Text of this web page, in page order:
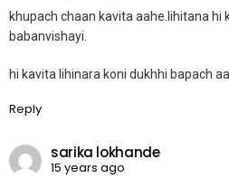
khupach chaan kavita aahe.lihitana hi
babanvishayi.
hi kavita lihinara koni dukhhi bapach
Reply
sarika lokhande
15 years ago